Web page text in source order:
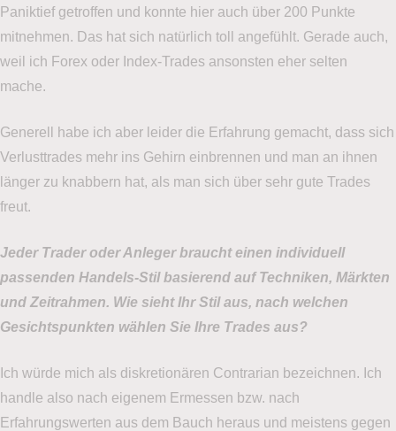
Paniktief getroffen und konnte hier auch über 200 Punkte
mitnehmen. Das hat sich natürlich toll angefühlt. Gerade auch,
weil ich Forex oder Index-Trades ansonsten eher selten
mache.
Generell habe ich aber leider die Erfahrung gemacht, dass sich
Verlusttrades mehr ins Gehirn einbrennen und man an ihnen
länger zu knabbern hat, als man sich über sehr gute Trades
freut.
Jeder Trader oder Anleger braucht einen individuell
passenden Handels-Stil basierend auf Techniken, Märkten
und Zeitrahmen. Wie sieht Ihr Stil aus, nach welchen
Gesichtspunkten wählen Sie Ihre Trades aus?
Ich würde mich als diskretionären Contrarian bezeichnen. Ich
handle also nach eigenem Ermessen bzw. nach
Erfahrungswerten aus dem Bauch heraus und meistens gegen